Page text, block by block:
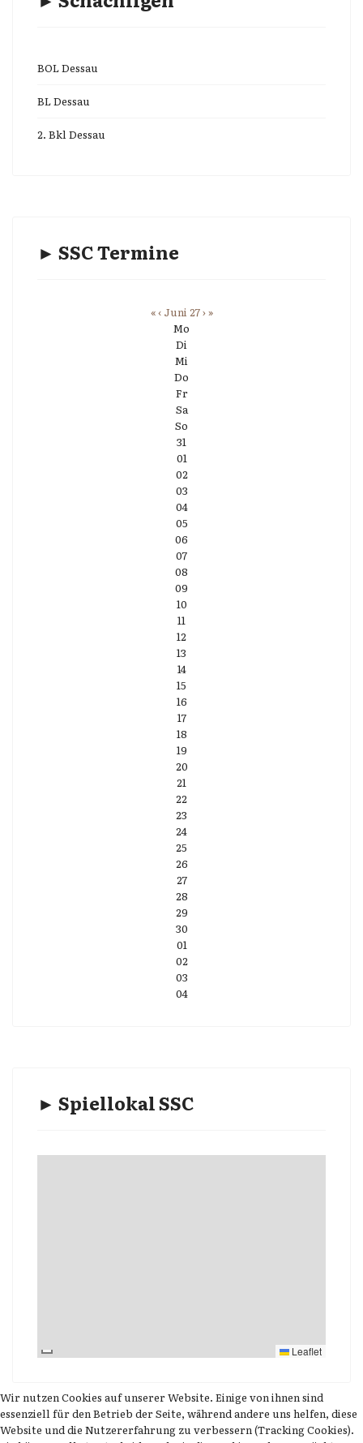
BOL Dessau
BL Dessau
2. Bkl Dessau
► SSC Termine
«‹ Juni 27›»
Mo
Di
Mi
Do
Fr
Sa
So
31
01
02
03
04
05
06
07
08
09
10
11
12
13
14
15
16
17
18
19
20
21
22
23
24
25
26
27
28
29
30
01
02
03
04
► Spiellokal SSC
Leaflet
Wir nutzen Cookies auf unserer Website. Einige von ihnen sind
essenziell für den Betrieb der Seite, während andere uns helfen, diese
Website und die Nutzererfahrung zu verbessern (Tracking Cookies).